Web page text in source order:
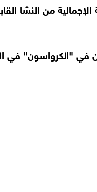
من النشا
"الكرواسون" في